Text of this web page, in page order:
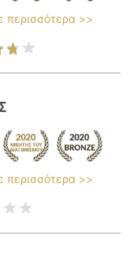
περισσότερα >>
περισσότερα >>